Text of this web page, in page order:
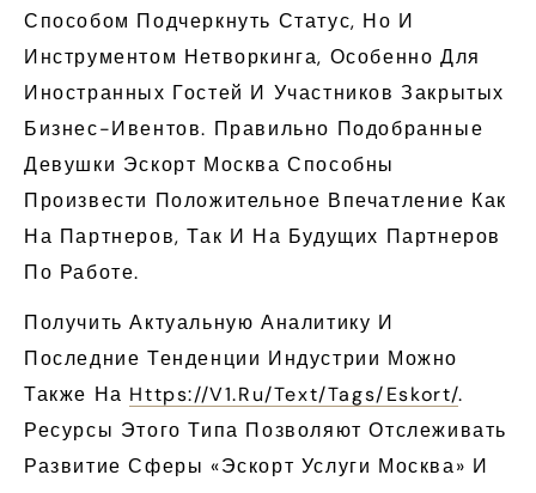
Способом Подчеркнуть Статус, Но И
Инструментом Нетворкинга, Особенно Для
Иностранных Гостей И Участников Закрытых
Бизнес-Ивентов. Правильно Подобранные
Девушки Эскорт Москва Способны
Произвести Положительное Впечатление Как
На Партнеров, Так И На Будущих Партнеров
По Работе.
Получить Актуальную Аналитику И
Последние Тенденции Индустрии Можно
Также На Https://v1.ru/text/tags/eskort/.
Ресурсы Этого Типа Позволяют Отслеживать
Развитие Сферы «эскорт Услуги Москва» И